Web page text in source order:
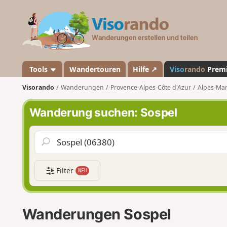
a
n
d
o
Tools Wandertouren Hilfe ↗ Visorando
Visorando Wanderungen Provence-Alpes-Côte d'Azur Alpes-
Wanderung suchen: Sospel
Filter NEU
Wanderungen Sospel